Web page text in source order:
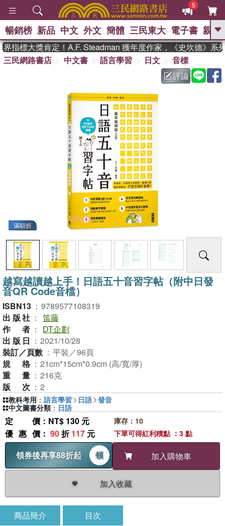
5
GO
熱搜： 東野圭吾 、 高希均教授回憶錄
父親節 、 花開錦
方念華 、 台灣的
李登輝時代 、 數學女孩：黎曼猜想
、 偉大的迷走神經
群喵
、 臺灣漫遊錄
暢銷榜 新品 中文 外文 簡體 三民東大 電子書 親子
指標大獎肯定！A.F. Steadman 獲年度作家，《史坎德》系列
三民網路書店
中文書 語言學習 日文
音標
評論
滿額折
越寫越讀越上手！日語五十音習字帖（附中日發
音QR Code音檔）
ISBN13 ： 9789577108319
出版社 ： 笛藤
作者 ：
DT企劃
出版日 ： 2021/10/28
裝訂／頁數 ： 平裝／96頁
規格 ： 21cm*15cm*0.9cm (高/寬/厚)
重量 ： 216克
版次 ： 2
定價 ：NT$ 130 元
優惠價 ： 90折117 元
領券後再享88折起
領 加入購物車
加入收藏
庫存：10
下單可得紅利積點 ：3 點
教科考用 ： 語言學習 日語 發音
中文圖書分類 ： 日語
商品簡介 目次